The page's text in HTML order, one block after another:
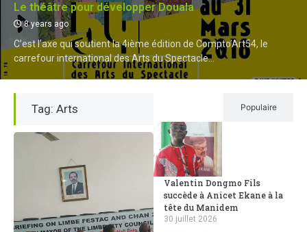
Le théâtre pour développer Douala
8 years ago
C’est l’axe qui soutient la 4ième édition de Compto’Art54, le
carrefour international des Arts du Spectacle...
Tag: Arts Populaire
Valentin Dongmo Fils
succède à Anicet Ekane à la
tête du Manidem
30 juillet 2026